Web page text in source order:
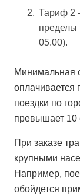
Тариф 2
пределы
05.00).
Минимальная
оплачивается
поездки по
превышает 10
При заказе
крупными
Например,
обойдется